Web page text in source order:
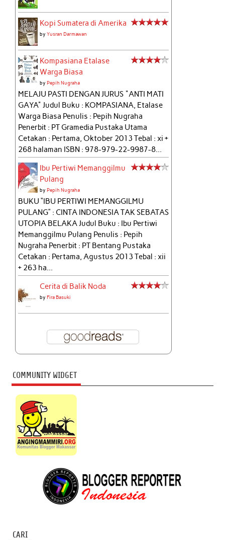
Kopi Sumatera di Amerika
byYusran Darmawan
Kompasiana Etalase
Warga Biasa
byPepih Nugraha
MELAJU PASTI DENGAN JURUS "ANTI MATI
GAYA" Judul Buku : KOMPASIANA, Etalase
Warga Biasa Penulis : Pepih Nugraha
Penerbit : PT Gramedia Pustaka Utama
Cetakan : Pertama, Oktober 2013 Tebal : xi +
268 halaman ISBN : 978-979-22-9987-8...
Ibu Pertiwi Memanggilmu
Pulang
byPepih Nugraha
BUKU “IBU PERTIWI MEMANGGILMU
PULANG” : CINTA INDONESIA TAK SEBATAS
UTOPIA BELAKA Judul Buku : Ibu Pertiwi
Memanggilmu Pulang Penulis : Pepih
Nugraha Penerbit : PT Bentang Pustaka
Cetakan : Pertama, Agustus 2013 Tebal : xii
+ 263 ha...
Cerita di Balik Noda
byFira Basuki
COMMUNITY WIDGET
CARI